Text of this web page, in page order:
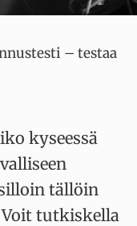
– testaa
kyseessä
tällöin
tutkiskella